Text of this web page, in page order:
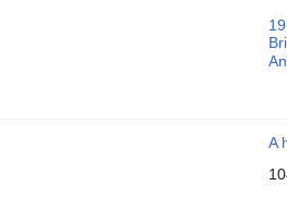
A